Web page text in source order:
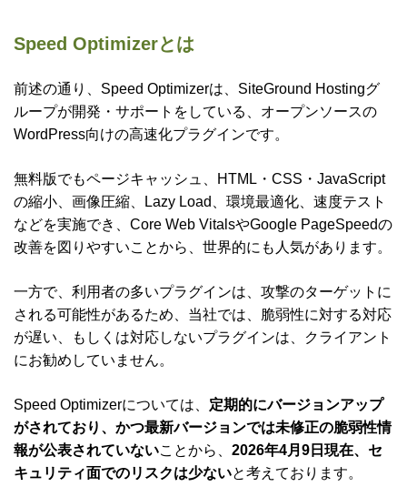
Speed Optimizerとは
前述の通り、Speed Optimizerは、SiteGround Hostingグ
ループが開発・サポートをしている、オープンソースの
WordPress向けの高速化プラグインです。
無料版でもページキャッシュ、HTML・CSS・JavaScript
の縮小、画像圧縮、Lazy Load、環境最適化、速度テスト
などを実施でき、Core Web VitalsやGoogle PageSpeedの
改善を図りやすいことから、世界的にも人気があります。
一方で、利用者の多いプラグインは、攻撃のターゲットに
される可能性があるため、当社では、脆弱性に対する対応
が遅い、もしくは対応しないプラグインは、クライアント
にお勧めしていません。
Speed Optimizerについては、 定期的にバージョンアップ
がされており、かつ最新バージョンでは未修正の脆弱性情
報が公表されていないことから、 2026年4月9日現在、セ
キュリティ面でのリスクは少ないと考えております。